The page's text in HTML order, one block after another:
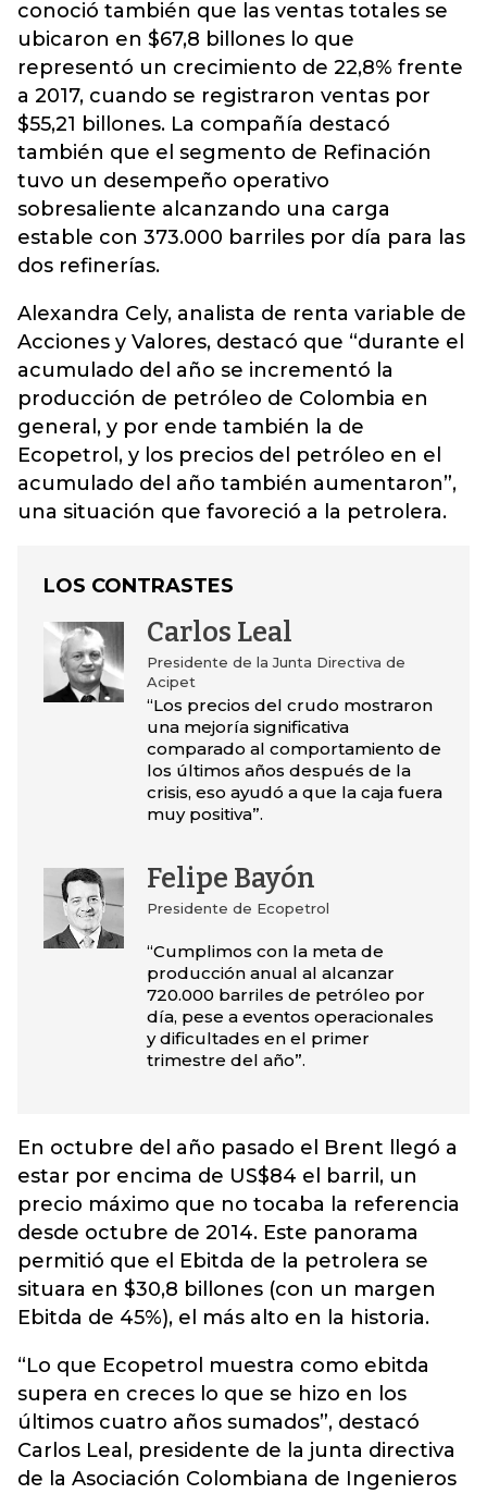
conoció también que las ventas totales se
ubicaron en $67,8 billones lo que
representó un crecimiento de 22,8% frente
a 2017, cuando se registraron ventas por
$55,21 billones. La compañía destacó
también que el segmento de Refinación
tuvo un desempeño operativo
sobresaliente alcanzando una carga
estable con 373.000 barriles por día para las
dos refinerías.
Alexandra Cely, analista de renta variable de
Acciones y Valores, destacó que “durante el
acumulado del año se incrementó la
producción de petróleo de Colombia en
general, y por ende también la de
Ecopetrol, y los precios del petróleo en el
acumulado del año también aumentaron”,
una situación que favoreció a la petrolera.
LOS CONTRASTES
Carlos Leal
Presidente de la Junta Directiva de
Acipet
“Los precios del crudo mostraron
una mejoría significativa
comparado al comportamiento de
los últimos años después de la
crisis, eso ayudó a que la caja fuera
muy positiva”.
Felipe Bayón
Presidente de Ecopetrol
“Cumplimos con la meta de
producción anual al alcanzar
720.000 barriles de petróleo por
día, pese a eventos operacionales
y dificultades en el primer
trimestre del año”.
En octubre del año pasado el Brent llegó a
estar por encima de US$84 el barril, un
precio máximo que no tocaba la referencia
desde octubre de 2014. Este panorama
permitió que el Ebitda de la petrolera se
situara en $30,8 billones (con un margen
Ebitda de 45%), el más alto en la historia.
“Lo que Ecopetrol muestra como ebitda
supera en creces lo que se hizo en los
últimos cuatro años sumados”, destacó
Carlos Leal, presidente de la junta directiva
de la Asociación Colombiana de Ingenieros